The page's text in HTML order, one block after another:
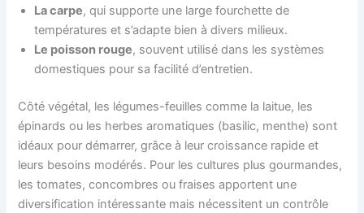
La carpe, qui supporte une large fourchette de
températures et s’adapte bien à divers milieux.
Le poisson rouge, souvent utilisé dans les systèmes
domestiques pour sa facilité d’entretien.
Côté végétal, les légumes-feuilles comme la laitue, les
épinards ou les herbes aromatiques (basilic, menthe) sont
idéaux pour démarrer, grâce à leur croissance rapide et
leurs besoins modérés. Pour les cultures plus gourmandes,
les tomates, concombres ou fraises apportent une
diversification intéressante mais nécessitent un contrôle